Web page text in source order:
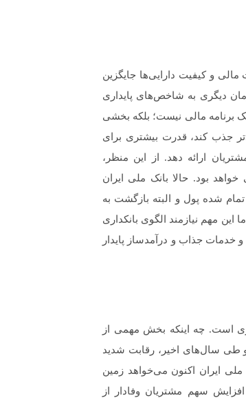
و کیفیت دارایی‌ها جایگزین
دیگری به شاخص‌های پایداری
برنامه مالی نیست؛ بلکه بخشی
جذب کند، قدرت بیشتری برای
ارائه دهد. از این منظر،
بود. حالا بانک ملی ایران
شده پول و البته بازگشت به
مهم نیازمند الگوی بانکداری
خدمات جذاب و درآمدساز پایدار
است. چه اینکه بخش مهمی از
و طی سال‌های اخیر، رقابت شدید
ایران اکنون می‌خواهد زمین
سهم مشتریان وفادار از